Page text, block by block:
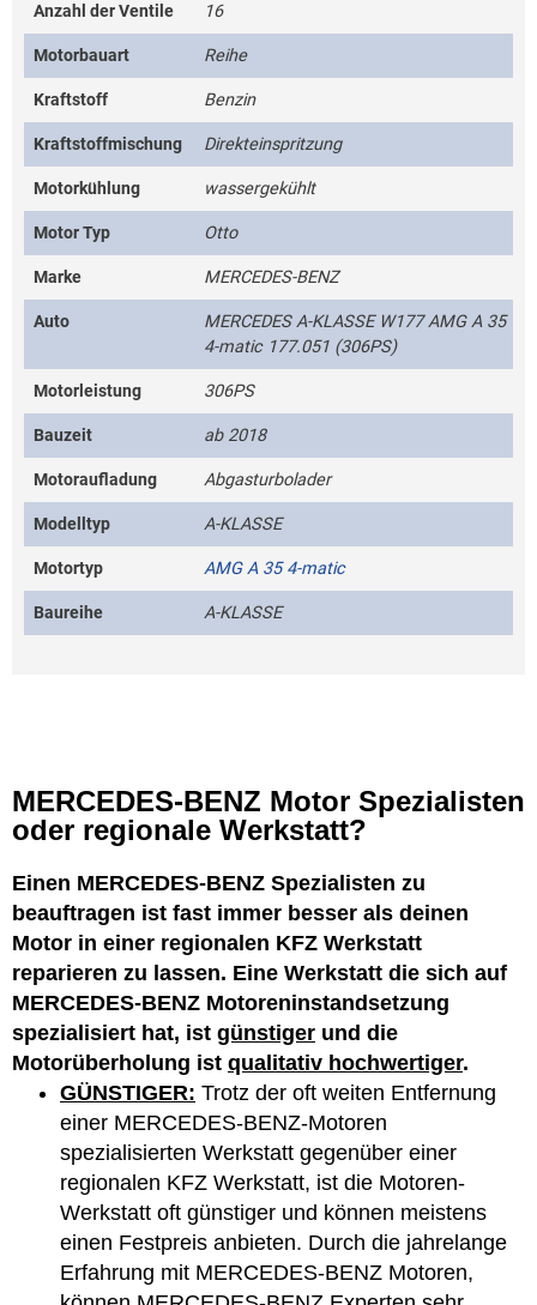
Anzahl der Ventile 16
Motorbauart Reihe
Kraftstoff Benzin
Kraftstoffmischung Direkteinspritzung
Motorkühlung wassergekühlt
Motor Typ Otto
Marke MERCEDES-BENZ
Auto
MERCEDES A-KLASSE W177 AMG A 35
4-matic 177.051 (306PS)
Motorleistung 306PS
Bauzeit ab 2018
Motoraufladung Abgasturbolader
Modelltyp A-KLASSE
Motortyp AMG A 35 4-matic
Baureihe A-KLASSE
MERCEDES-BENZ Motor Spezialisten
oder regionale Werkstatt?
Einen MERCEDES-BENZ Spezialisten zu
beauftragen ist fast immer besser als deinen
Motor in einer regionalen KFZ Werkstatt
reparieren zu lassen. Eine Werkstatt die sich auf
MERCEDES-BENZ Motoreninstandsetzung
spezialisiert hat, ist günstiger und die
Motorüberholung ist qualitativ hochwertiger.
GÜNSTIGER: Trotz der oft weiten Entfernung
einer MERCEDES-BENZ-Motoren
spezialisierten Werkstatt gegenüber einer
regionalen KFZ Werkstatt, ist die Motoren-
Werkstatt oft günstiger und können meistens
einen Festpreis anbieten. Durch die jahrelange
Erfahrung mit MERCEDES-BENZ Motoren,